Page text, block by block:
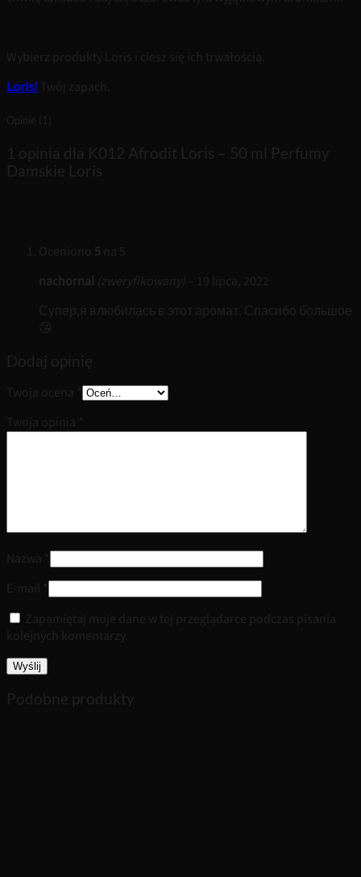
Wybierz produkty Loris i ciesz się ich trwałością.
Loris! Twój zapach.
Opinie (1)
1 opinia dla K012 Afrodit Loris – 50 ml Perfumy
Damskie Loris
Oceniono 5 na 5
nachornal (zweryfikowany)
19 lipca, 2022
Супер,я влюбилась в этот аромат. Спасибо большое
😘
Dodaj opinię
Twoja ocena
Twoja opinia
Nazwa
E-mail
Zapamiętaj moje dane w tej przeglądarce podczas pisania
kolejnych komentarzy.
Podobne produkty